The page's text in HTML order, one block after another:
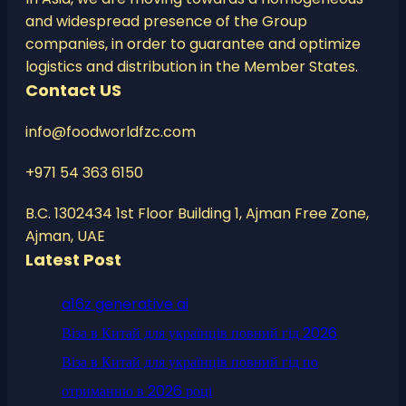
and widespread presence of the Group
companies, in order to guarantee and optimize
logistics and distribution in the Member States.
Contact US
info@foodworldfzc.com
+971 54 363 6150
B.C. 1302434 1st Floor Building 1, Ajman Free Zone,
Ajman, UAE
Latest Post
a16z generative ai
Віза в Китай для українців повний гід 2026
Віза в Китай для українців повний гід по
отриманню в 2026 році